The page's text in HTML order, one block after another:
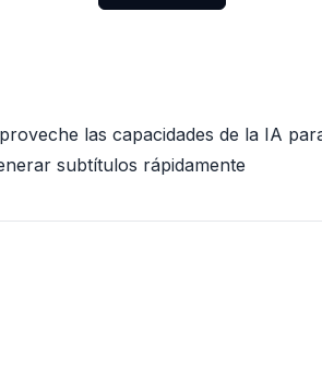
las capacidades de la IA
subtítulos rápidamente